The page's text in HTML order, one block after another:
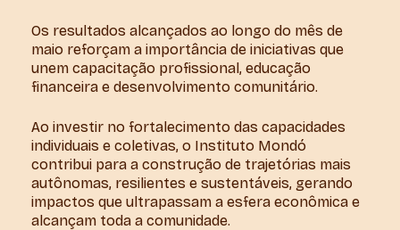
Os resultados alcançados ao longo do mês de
maio reforçam a importância de iniciativas que
unem capacitação profissional, educação
financeira e desenvolvimento comunitário.
Ao investir no fortalecimento das capacidades
individuais e coletivas, o Instituto Mondó
contribui para a construção de trajetórias mais
autônomas, resilientes e sustentáveis, gerando
impactos que ultrapassam a esfera econômica e
alcançam toda a comunidade.